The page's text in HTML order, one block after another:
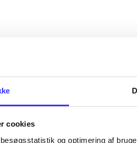
cookies
og optimering af